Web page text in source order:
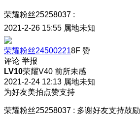
荣耀粉丝25258037 :
2021-2-26 15:55 属地未知
荣耀粉丝245002218F 赞
评论 举报
LV10荣耀V40 前所未感
2021-2-24 12:13 属地未知
为好友美拍点赞支持
荣耀粉丝25258037 : 多谢好友支持鼓励